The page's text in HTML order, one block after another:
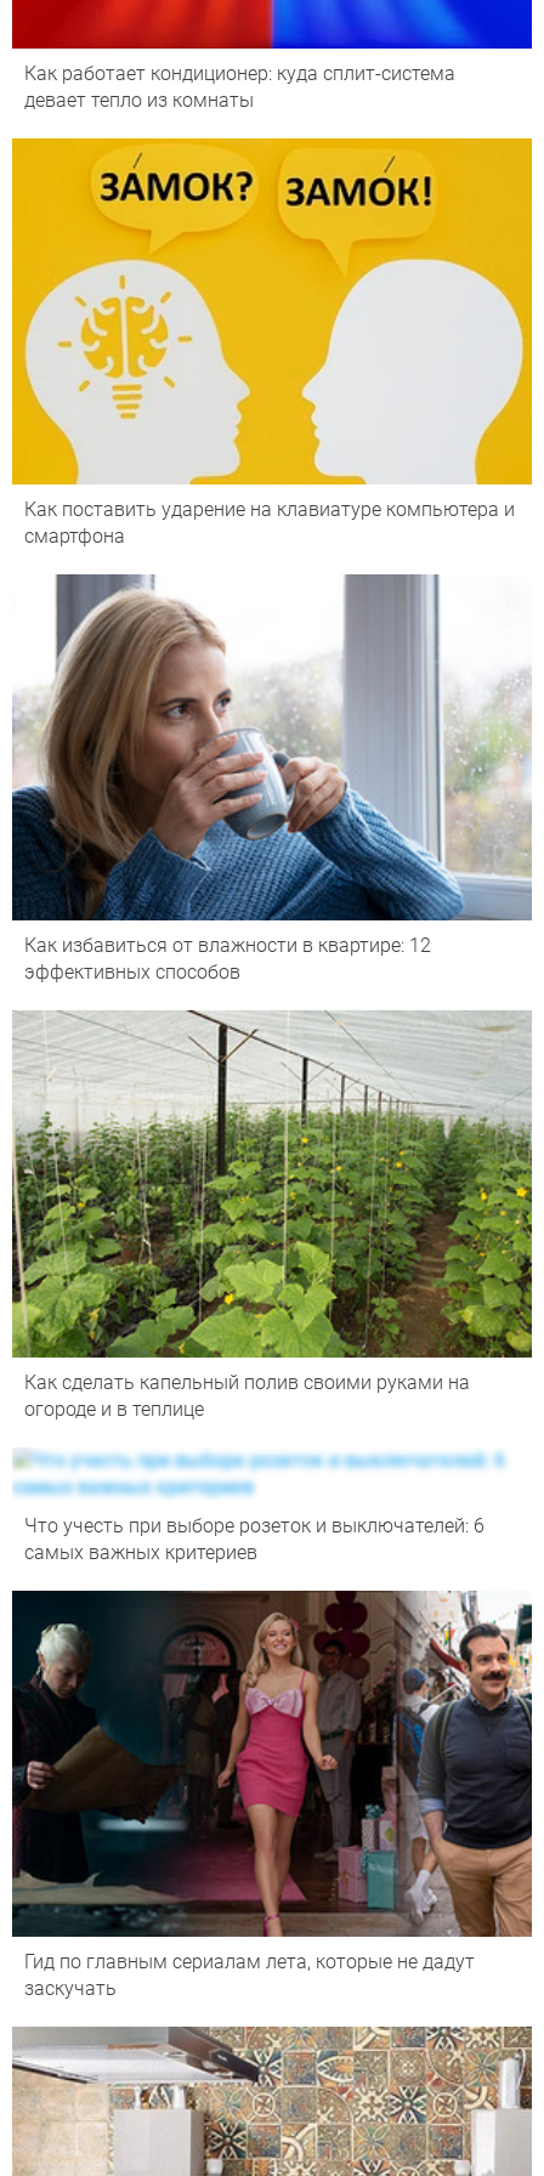
Как работает кондиционер: куда сплит-система
девает тепло из комнаты
Как поставить ударение на клавиатуре компьютера и
смартфона
Как избавиться от влажности в квартире: 12
эффективных способов
Как сделать капельный полив своими руками на
огороде и в теплице
Что учесть при выборе розеток и выключателей: 6
самых важных критериев
Гид по главным сериалам лета, которые не дадут
заскучать